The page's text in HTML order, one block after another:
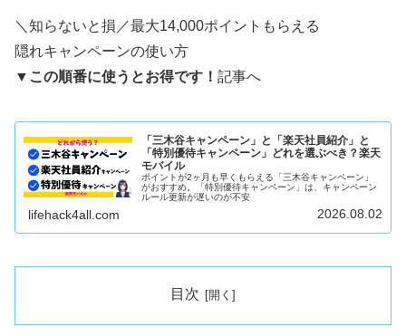
＼知らないと損／最大14,000ポイントもらえる
隠れキャンペーンの使い方
▼ この順番に使うとお得です！ 記事へ
「三木谷キャンペーン」と「楽天社員紹介」と
「特別優待キャンペーン」どれを選ぶべき？楽天
モバイル
ポイントが2ヶ月も早くもらえる「三木谷キャンペーン」
がおすすめ。「特別優待キャンペーン」は、キャンペーン
ルール更新が遅いのが不安
lifehack4all.com 2026.08.02
目次